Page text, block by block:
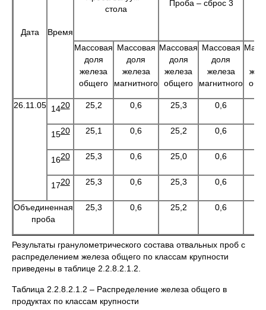
Дата Время
стола
Проба – сброс 3
Массовая
доля
железа
общего
Массовая
доля
железа
магнитного
Массовая
доля
железа
общего
Массовая
доля
железа
магнитного
26.11.05 1420 25,2 0,6 25,3 0,6
1520 25,1 0,6 25,2 0,6
1620 25,3 0,6 25,0 0,6
1720 25,3 0,6 25,3 0,6
Объединенная
проба
25,3 0,6 25,2 0,6
Результаты гранулометрического состава отвальных проб с
распределением железа общего по классам крупности
приведены в таблице 2.2.8.2.1.2.
Таблица 2.2.8.2.1.2 – Распределение железа общего в
продуктах по классам крупности